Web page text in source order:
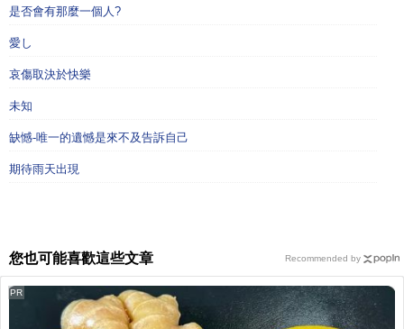
是否會有那麼一個人?
愛し
哀傷取決於快樂
未知
缺憾-唯一的遺憾是來不及告訴自己
期待雨天出現
您也可能喜歡這些文章
PR
Recommended by